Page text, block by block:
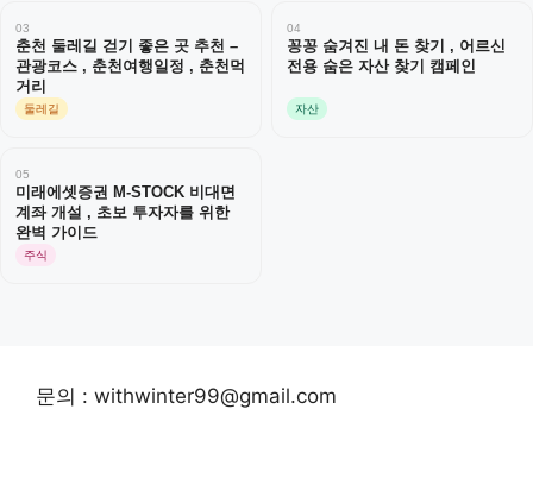
03
춘천 둘레길 걷기 좋은 곳 추천 –
관광코스 , 춘천여행일정 , 춘천먹
거리
둘레길
04
꽁꽁 숨겨진 내 돈 찾기 , 어르신
전용 숨은 자산 찾기 캠페인
자산
05
미래에셋증권 M-STOCK 비대면
계좌 개설 , 초보 투자자를 위한
완벽 가이드
주식
문의 : withwinter99@gmail.com